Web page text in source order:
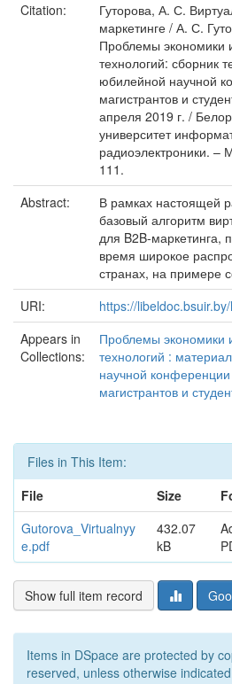
Citation:
Гуторова, А. С.
маркетинге / А. С.
Проблемы
технологий: сборник
юбилейной научной
магистрантов и
апреля 2019 г. /
университет
радиоэлектроники. –
111.
Abstract:
В рамках настоящей
базовый алгоритм
для B2B-маркетинга,
время широкое
странах, на примере
URI:
https://
Appears in
Collections:
Проблемы
технологий :
научной
магистрантов и
Files in This Item:
File
Size
Gutorova_Virtualnyy
e.pdf
432.07
kB
Show full item record
Items in DSpace are protected by
reserved, unless otherwise